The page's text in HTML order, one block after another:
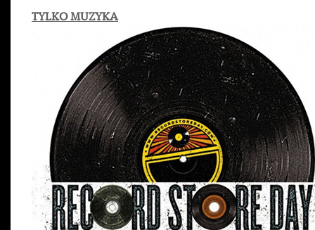
TYLKO MUZYKA